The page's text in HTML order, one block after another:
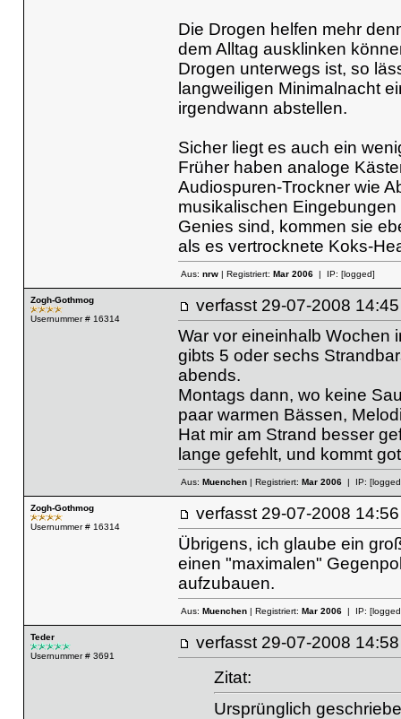
Die Drogen helfen mehr
dem Alltag ausklinken
Drogen unterwegs ist, so
langweiligen Minimalnacht
irgendwann abstellen.
Sicher liegt es auch ein
Früher haben analoge
Audiospuren-Trockner wie
musikalischen
Genies sind, kommen sie
als es vertrocknete Koks-
Aus: nrw| Registriert: Mar 2006| IP: [logged]
Zogh-Gothmog
Usernummer # 16314
verfasst 29-07-2008
War vor eineinhalb Wochen
gibts 5 oder sechs
abends.
Montags dann, wo keine
paar warmen Bässen,
Hat mir am Strand besser
lange gefehlt, und kommt
Aus: Muenchen| Registriert: Mar 2006| IP:
Zogh-Gothmog
Usernummer # 16314
verfasst 29-07-2008
Übrigens, ich glaube ein
einen "maximalen"
aufzubauen.
Aus: Muenchen| Registriert: Mar 2006| IP:
Teder
Usernummer # 3691
verfasst 29-07-2008
Zitat:
Ursprünglich